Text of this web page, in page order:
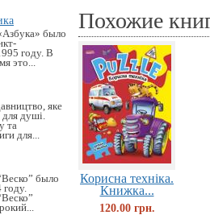
было
году. В
это...
яке
душі.
та
для...
было
году.
Похожие
Корисна технiка.
Книжка...
120.00 грн.